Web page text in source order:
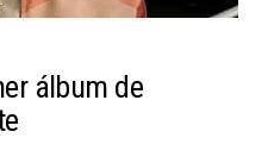
álbum de